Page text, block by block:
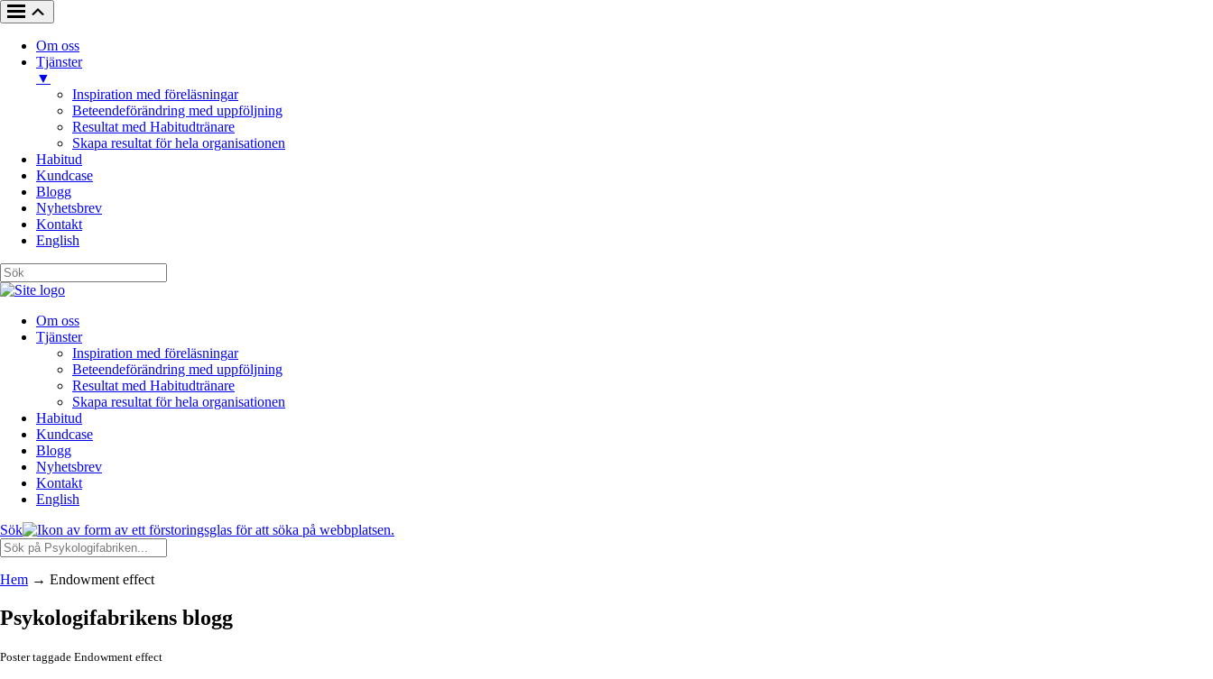
Om oss
Tjänster
▼
Inspiration med föreläsningar
Beteendeförändring med uppföljning
Resultat med Habitudtränare
Skapa resultat för hela organisationen
Habitud
Kundcase
Blogg
Nyhetsbrev
Kontakt
English
Om oss
Tjänster
Inspiration med föreläsningar
Beteendeförändring med uppföljning
Resultat med Habitudtränare
Skapa resultat för hela organisationen
Habitud
Kundcase
Blogg
Nyhetsbrev
Kontakt
English
Sök
Hem → Endowment effect
Psykologifabrikens blogg
Poster taggade Endowment effect